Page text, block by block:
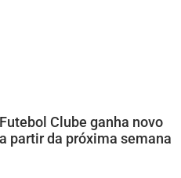
Clube ganha novo
partir da próxima semana